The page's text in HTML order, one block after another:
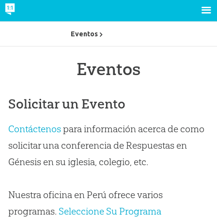
Eventos
Solicitar un Evento
Contáctenospara información acerca de como
solicitar una conferencia de Respuestas en
Génesis en su iglesia, colegio, etc.
Nuestra oficina en Perú ofrece varios
programas. Seleccione Su Programa
Eventos